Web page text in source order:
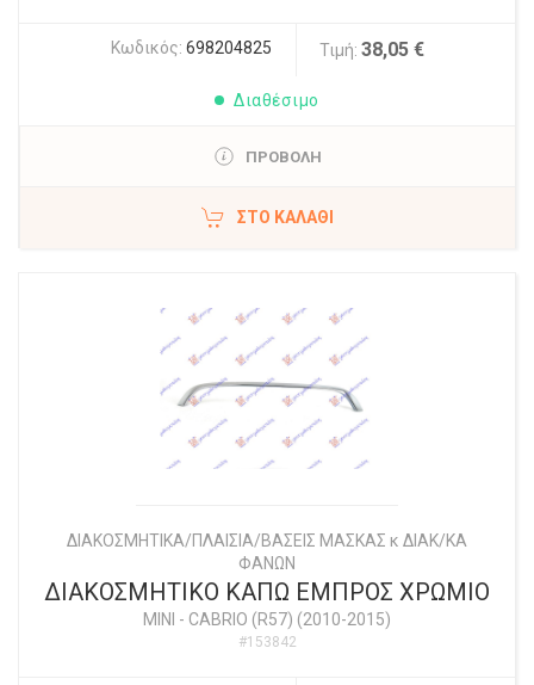
Κωδικός: 698204825 Τιμή: 38,05 €
Διαθέσιμο
ΠΡΟΒΟΛΗ
ΣΤΟ ΚΑΛΆΘΙ
ΔΙΑΚΟΣΜΗΤΙΚΑ/ΠΛΑΙΣΙΑ/ΒΑΣΕΙΣ ΜΑΣΚΑΣ κ ΔΙΑΚ/ΚΑ
ΦΑΝΩΝ
ΔΙΑΚΟΣΜΗΤΙΚΟ ΚΑΠΩ ΕΜΠΡΟΣ ΧΡΩΜΙΟ
MINI - CABRIO (R57) (2010-2015)
#153842